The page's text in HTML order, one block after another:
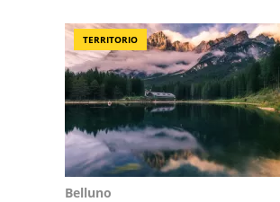
TERRITORIO
Belluno